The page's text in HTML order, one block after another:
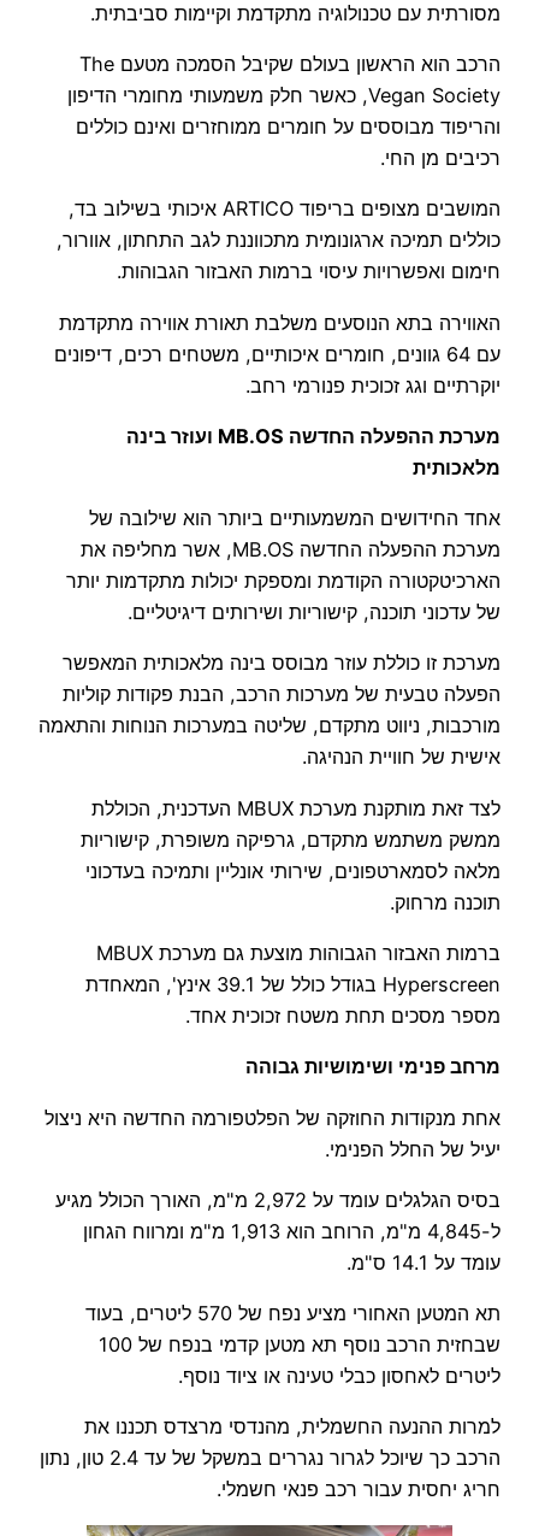
מסורתית עם טכנולוגיה מתקדמת וקיימות סביבתית.
הרכב הוא הראשון בעולם שקיבל הסמכה מטעם The
Vegan Society, כאשר חלק משמעותי מחומרי הדיפון
והריפוד מבוססים על חומרים ממוחזרים ואינם כוללים
רכיבים מן החי.
המושבים מצופים בריפוד ARTICO איכותי בשילוב בד,
כוללים תמיכה ארגונומית מתכווננת לגב התחתון, אוורור,
חימום ואפשרויות עיסוי ברמות האבזור הגבוהות.
האווירה בתא הנוסעים משלבת תאורת אווירה מתקדמת
עם 64 גוונים, חומרים איכותיים, משטחים רכים, דיפונים
יוקרתיים וגג זכוכית פנורמי רחב.
מערכת ההפעלה החדשה MB.OS ועוזר בינה
מלאכותית
אחד החידושים המשמעותיים ביותר הוא שילובה של
מערכת ההפעלה החדשה MB.OS, אשר מחליפה את
הארכיטקטורה הקודמת ומספקת יכולות מתקדמות יותר
של עדכוני תוכנה, קישוריות ושירותים דיגיטליים.
מערכת זו כוללת עוזר מבוסס בינה מלאכותית המאפשר
הפעלה טבעית של מערכות הרכב, הבנת פקודות קוליות
מורכבות, ניווט מתקדם, שליטה במערכות הנוחות והתאמה
אישית של חוויית הנהיגה.
לצד זאת מותקנת מערכת MBUX העדכנית, הכוללת
ממשק משתמש מתקדם, גרפיקה משופרת, קישוריות
מלאה לסמארטפונים, שירותי אונליין ותמיכה בעדכוני
תוכנה מרחוק.
ברמות האבזור הגבוהות מוצעת גם מערכת MBUX
Hyperscreen בגודל כולל של 39.1 אינץ', המאחדת
מספר מסכים תחת משטח זכוכית אחד.
מרחב פנימי ושימושיות גבוהה
אחת מנקודות החוזקה של הפלטפורמה החדשה היא ניצול
יעיל של החלל הפנימי.
בסיס הגלגלים עומד על 2,972 מ"מ, האורך הכולל מגיע
ל-4,845 מ"מ, הרוחב הוא 1,913 מ"מ ומרווח הגחון
עומד על 14.1 ס"מ.
תא המטען האחורי מציע נפח של 570 ליטרים, בעוד
שבחזית הרכב נוסף תא מטען קדמי בנפח של 100
ליטרים לאחסון כבלי טעינה או ציוד נוסף.
למרות ההנעה החשמלית, מהנדסי מרצדס תכננו את
הרכב כך שיוכל לגרור נגררים במשקל של עד 2.4 טון, נתון
חריג יחסית עבור רכב פנאי חשמלי.